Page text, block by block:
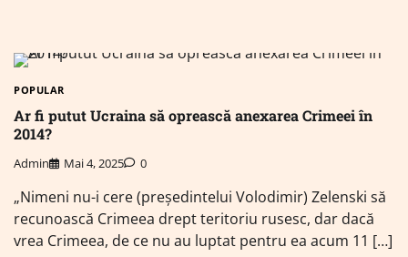
POPULAR
Ar fi putut Ucraina să oprească anexarea Crimeei în
2014?
Admin Mai 4, 2025 0
„Nimeni nu-i cere (președintelui Volodimir) Zelenski să
recunoască Crimeea drept teritoriu rusesc, dar dacă
vrea Crimeea, de ce nu au luptat pentru ea acum 11 […]